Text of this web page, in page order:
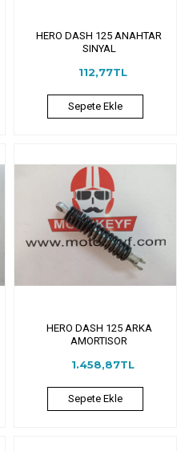
HERO DASH 125 ANAHTAR
SINYAL
112,77TL
Sepete Ekle
HERO DASH 125 ARKA
AMORTISOR
1.458,87TL
Sepete Ekle